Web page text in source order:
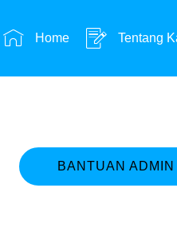
Home Tentang
BANTUAN